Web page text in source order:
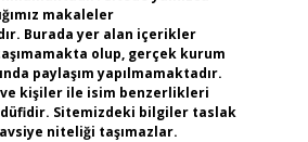
makaleler
Burada yer alan içerikler
olup, gerçek kurum
paylaşım yapılmamaktadır.
kişiler ile isim benzerlikleri
Sitemizdeki bilgiler taslak
niteliği taşımazlar.